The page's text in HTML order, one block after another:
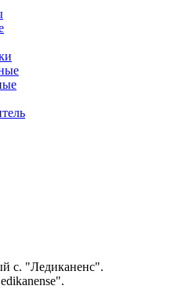
с. "Ледиканенс".